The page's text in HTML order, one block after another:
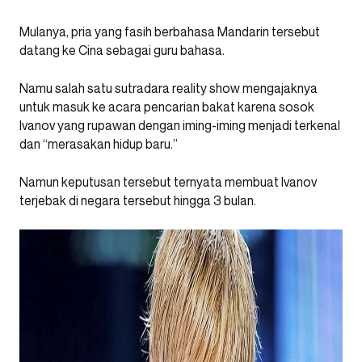
Mulanya, pria yang fasih berbahasa Mandarin tersebut
datang ke Cina sebagai guru bahasa.
Namu salah satu sutradara reality show mengajaknya
untuk masuk ke acara pencarian bakat karena sosok
Ivanov yang rupawan dengan iming-iming menjadi terkenal
dan “merasakan hidup baru.”
Namun keputusan tersebut ternyata membuat Ivanov
terjebak di negara tersebut hingga 3 bulan.